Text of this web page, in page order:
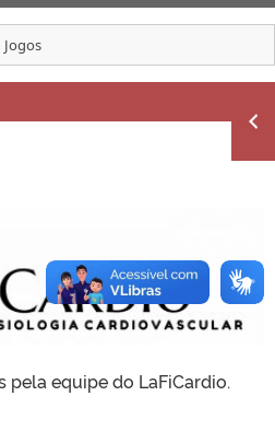
Jogos
equipe do LaFiCardio.